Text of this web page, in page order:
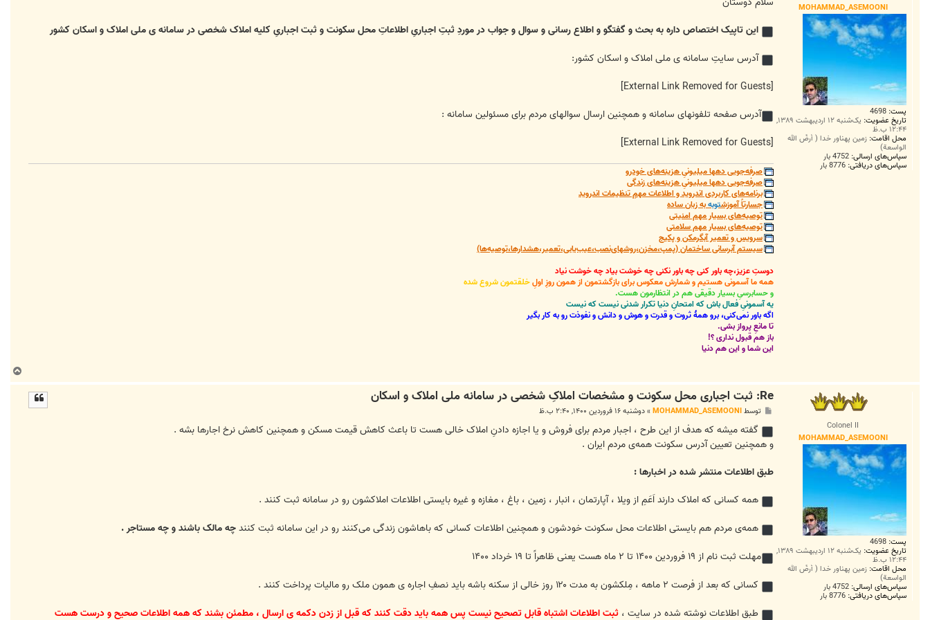
MOHAMMAD_ASEMOONI
پست: 4698
تاریخ عضویت: یک‌شنبه ۱۲ اردیبهشت ۱۳۸۹,
۱۲:۴۴ ب.ظ
محل اقامت: زمین پهناور خدا ( أرضُ الله
الواسعة)
سپاس‌های ارسالی: 4752 بار
سپاس‌های دریافتی: 8776 بار
این تاپیک اختصاص داره به بحث و گفتگو و اطلاع رسانی و سوال و جواب در موردِ ثبتِ اجباریِ اطلاعاتِ محل سکونت و ثبت اجباریِ کلیه املاک شخصی در سامانه ی ملی املاک و اسکان کشور
آدرس سایتِ سامانه ی ملی املاک و اسکان کشور:
[External Link Removed for Guests]
آدرس صفحه تلفونهای سامانه و همچنین ارسال سوالهای مردم برای مسئولین سامانه :
[External Link Removed for Guests]
صرفه‌جویی دهها میلیونیِ هزینه‌های خودرو
صرفه‌جویی دهها میلیونیِ هزینه‌های زندگی
برنامه‌های کاربردی اندروید و اطلاعات مهمِ تنظیمات اندروید
جسارتاً آموزشتوبهبه زبان ساده
توصیه‌های بسیار مهم امنیتی
توصیه‌های بسیار مهم سلامتی
سرویس و تعمیر آبگرمکن و پکیج
سیستم آبرسانی ساختمان (پمپ،مخزن،روشهای‌نصب،عیب‌یابی،تعمیر،هشدارها،توصیه‌ها)
دوستِ عزیز،چه باور کنی چه باور نکنی چه خوشت بیاد چه خوشت نیاد
همه ما آسمونی هستیم و شمارش معکوس برای بازگشتمون از همون روزِ اولِخلقتمون شروع شده
و حسابرسیِ بسیار دقیقی هم در انتظارمون هست.
یه آسمونیِ فعال باش که امتحانِ دنیا تکرار شدنی نیست که نیست
اگه باور نمی‌کنی، برو همۀ ثروت و قدرت و هوش و دانش و نفوذت رو به کار بگیر
تا مانعِ پرواز بشی.
باز هم قبول نداری ؟!
این شما و این هم دنیا
ا
Colonel II
MOHAMMAD_ASEMOONI
پست: 4698
تاریخ عضویت: یک‌شنبه ۱۲ اردیبهشت ۱۳۸۹,
۱۲:۴۴ ب.ظ
محل اقامت: زمین پهناور خدا ( أرضُ الله
الواسعة)
سپاس‌های ارسالی: 4752 بار
سپاس‌های دریافتی: 8776 بار
Re: ثبت اجباری محل سکونت و مشخصات املاکِ شخصی در سامانه ملی املاک و اسکان
ت
توسطMOHAMMAD_ASEMOONI
»دوشنبه ۱۶ فروردین ۱۴۰۰, ۲:۴۰ ب.ظ
گفته میشه که هدف از این طرح ، اجبار مردم برای فروش و یا اجازه دادنِ املاک خالی هست تا باعث کاهش قیمت مسکن و همچنین کاهش نرخ اجارها بشه .
و همچنین تعیین آدرس سکونت همه‌ی مردم ایران .
طبق اطلاعات منتشر شده در اخبارها :
همه کسانی که املاک دارند اَعَمِ از ویلا ، آپارتمان ، انبار ، زمین ، باغ ، مغازه و غیره بایستی اطلاعات املاکشون رو در سامانه ثبت کنند .
همه‌ی مردم هم بایستی اطلاعات محل سکونت خودشون و همچنین اطلاعات کسانی که باهاشون زندگی می‌کنند رو در این سامانه ثبت کنندچه مالک باشند و چه مستاجر .
مهلت ثبت نام از ۱۹ فروردین ۱۴۰۰ تا ۲ ماه هست یعنی ظاهراً تا ۱۹ خرداد ۱۴۰۰
کسانی که بعد از فرصت ۲ ماهه ، مِلکشون به مدت ۱۲۰ روز خالی از سکنه باشه باید نصفِ اجاره ی همون ملک رو مالیات پرداخت کنند .
طبق اطلاعات نوشته شده در سایت ، ثبت اطلاعات اشتباه قابل تصحیح نیست پس همه باید دقت کنند که قبل از زدن دکمه ی ارسال ، مطمئن بشند که همه اطلاعات صحیح و درست هست